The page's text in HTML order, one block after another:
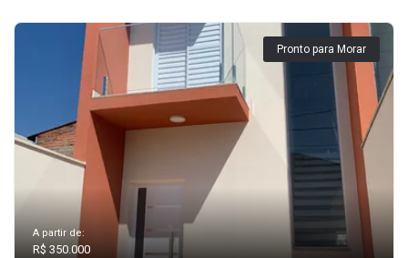
Pronto para Morar
A partir de:
R$ 350.000